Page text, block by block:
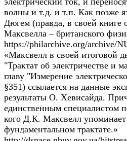
волны и т.д. и т.п. Как позже
Дюгем (правда, в своей книге
Максвелла – британского
https://philarchive.org/archive/
«Максвелл в своей итоговой
"Трактат об электричестве и
главу "Измерение
§351) ссылается на данные
результаты О. Хевисайда.
единственным специалистом
кого Д.К. Максвелл
фундаментальном трактате.»